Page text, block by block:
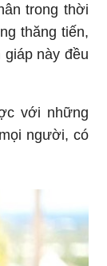
trong thời
thăng tiến,
này đều
với những
người, có